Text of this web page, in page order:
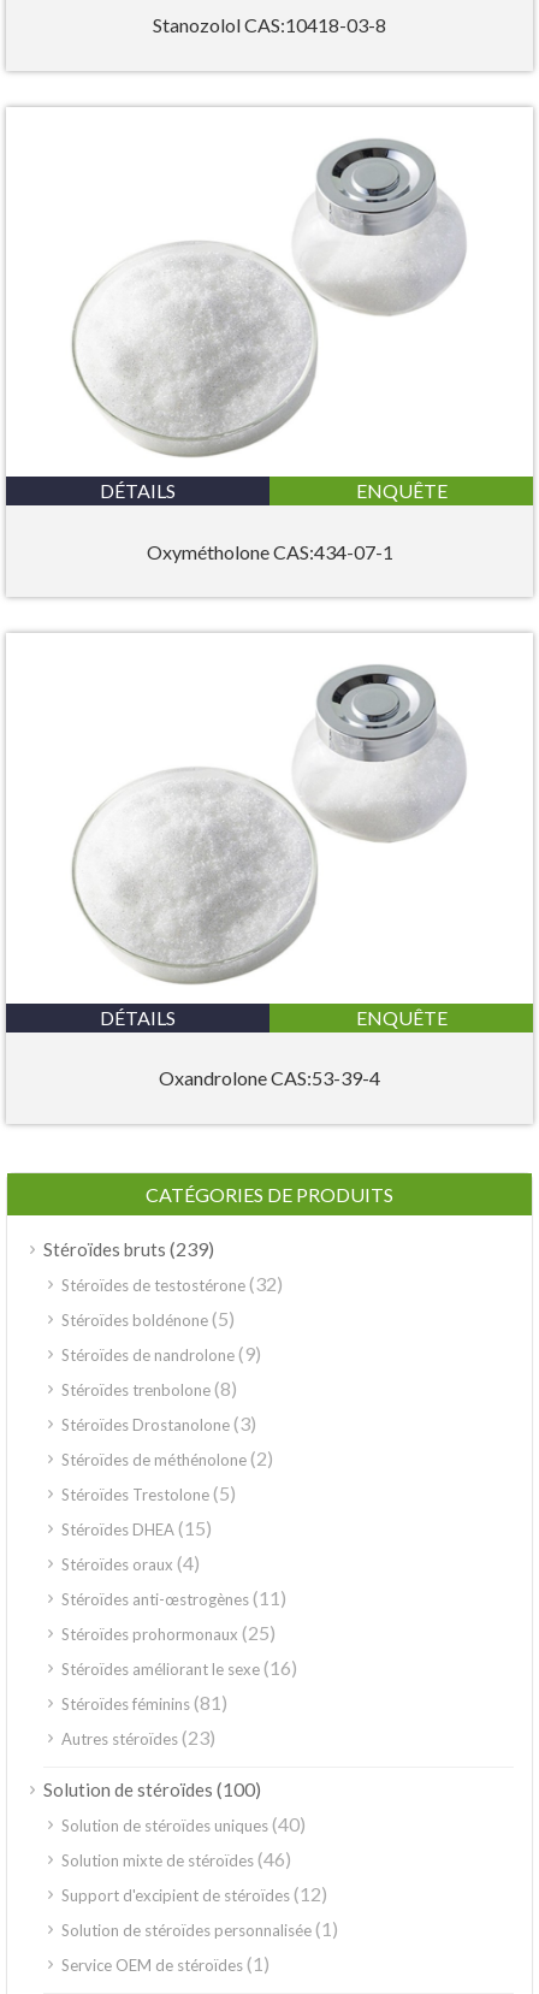
Stanozolol CAS:10418-03-8
DÉTAILS ENQUÊTE
Oxymétholone CAS:434-07-1
DÉTAILS ENQUÊTE
Oxandrolone CAS:53-39-4
CATÉGORIES DE PRODUITS
Stéroïdes bruts (239)
Stéroïdes de testostérone(32)
Stéroïdes boldénone(5)
Stéroïdes de nandrolone(9)
Stéroïdes trenbolone(8)
Stéroïdes Drostanolone(3)
Stéroïdes de méthénolone(2)
Stéroïdes Trestolone(5)
Stéroïdes DHEA(15)
Stéroïdes oraux (4)
Stéroïdes anti-œstrogènes(11)
Stéroïdes prohormonaux (25)
Stéroïdes améliorant le sexe(16)
Stéroïdes féminins(81)
Autres stéroïdes(23)
Solution de stéroïdes (100)
Solution de stéroïdes uniques(40)
Solution mixte de stéroïdes(46)
Support d'excipient de stéroïdes(12)
Solution de stéroïdes personnalisée(1)
Service OEM de stéroïdes(1)